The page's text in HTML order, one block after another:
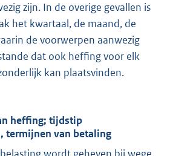
zijn. In de overige gevallen is
het kwartaal, de maand, de
de voorwerpen aanwezig
dat ook heffing voor elk
kan plaatsvinden.
heffing; tijdstip
termijnen van betaling